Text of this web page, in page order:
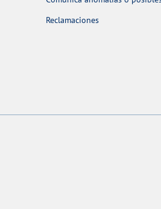
Reclamaciones